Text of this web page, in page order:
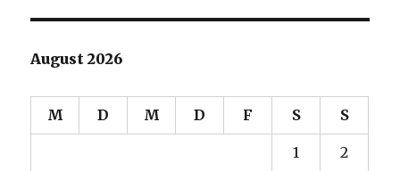
August 2026
M D M D F S S
1 2